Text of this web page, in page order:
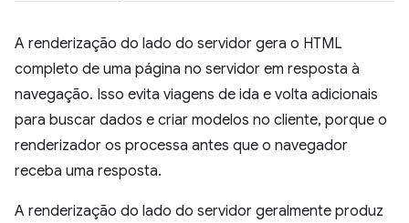
A renderização do lado do servidor gera o HTML
completo de uma página no servidor em resposta à
navegação. Isso evita viagens de ida e volta adicionais
para buscar dados e criar modelos no cliente, porque o
renderizador os processa antes que o navegador
receba uma resposta.
A renderização do lado do servidor geralmente produz